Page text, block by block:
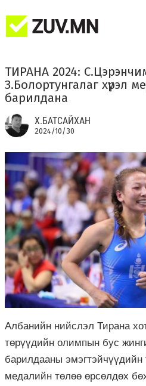
ТИРАНА 2024:
З.Болортунгалаг хүрэл
барилдана
Х.БАТСАЙХАН
2024/10/30
Албанийн нийслэл Тирана
төрүүдийн олимпын бус
барилдааны
медалийн төлөө өрсөлдөх